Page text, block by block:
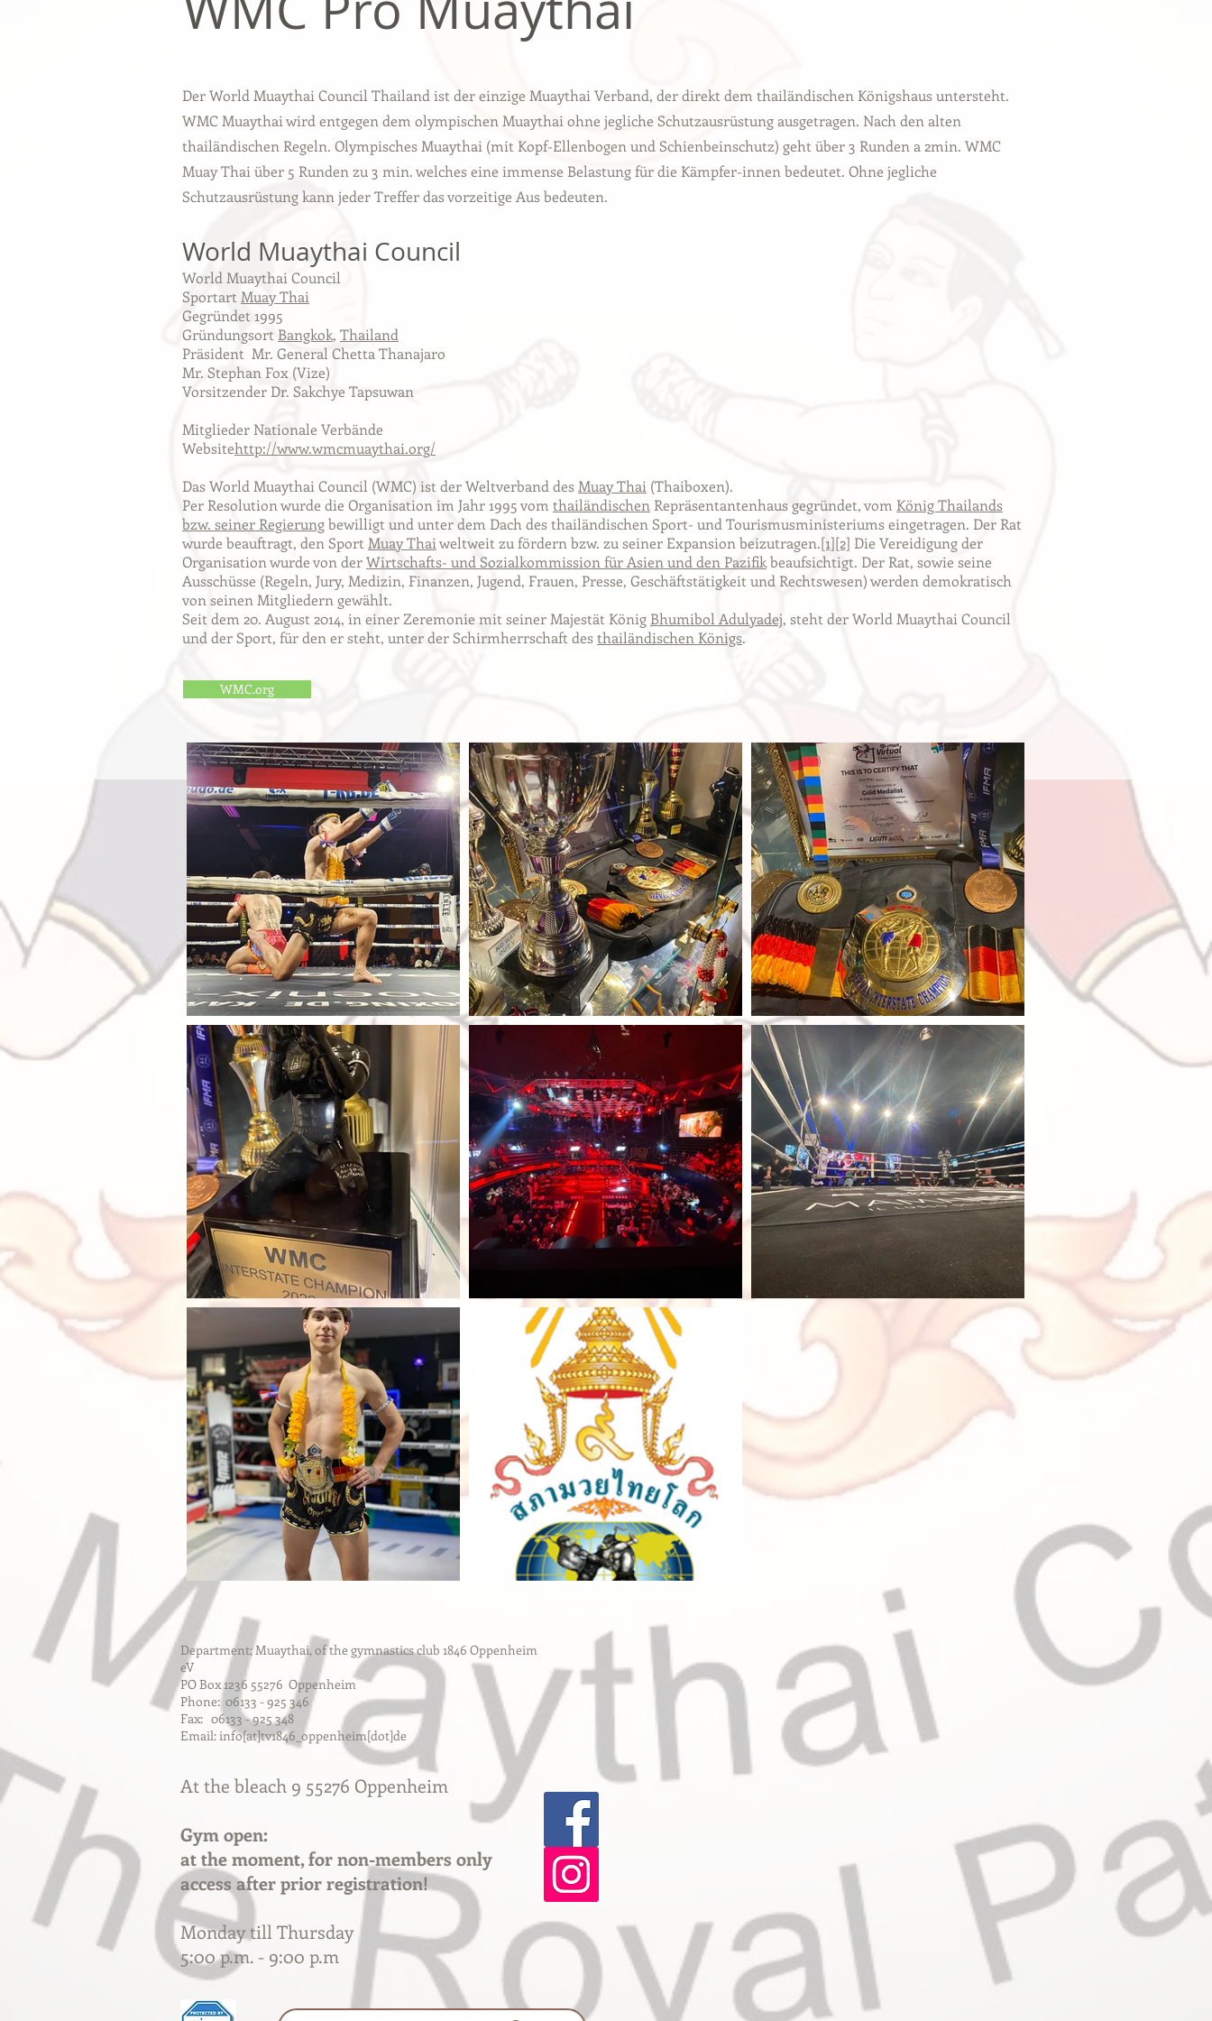
Der World Muaythai Council Thailand ist der einzige Muaythai Verband, der direkt dem thailändischen Königshaus untersteht.
WMC Muaythai wird entgegen dem olympischen Muaythai ohne jegliche Schutzausrüstung ausgetragen. Nach den alten
thailändischen Regeln. Olympisches Muaythai (mit Kopf-Ellenbogen und Schienbeinschutz) geht über 3 Runden a 2min. WMC
Muay Thai über 5 Runden zu 3 min. welches eine immense Belastung für die Kämpfer-innen bedeutet. Ohne jegliche
Schutzausrüstung kann jeder Treffer das vorzeitige Aus bedeuten.
World Muaythai Council
World Muaythai Council
Sportart Muay Thai
Gegründet 1995
Gründungsort Bangkok, Thailand
Präsident Mr. General Chetta Thanajaro
Mr. Stephan Fox (Vize)
Vorsitzender Dr. Sakchye Tapsuwan
Mitglieder Nationale Verbände
Websitehttp://www.wmcmuaythai.org/
Das World Muaythai Council (WMC) ist der Weltverband des Muay Thai (Thaiboxen).
Per Resolution wurde die Organisation im Jahr 1995 vom thailändischen Repräsentantenhaus gegründet, vom König Thailands
bzw. seiner Regierungbewilligt und unter dem Dach des thailändischen Sport- und Tourismusministeriums eingetragen. Der Rat
wurde beauftragt, den Sport Muay Thaiweltweit zu fördern bzw. zu seiner Expansion beizutragen.[1][2] Die Vereidigung der
Organisation wurde von derWirtschafts- und Sozialkommission für Asien und den Pazifikbeaufsichtigt. Der Rat, sowie seine
Ausschüsse (Regeln, Jury, Medizin, Finanzen, Jugend, Frauen, Presse, Geschäftstätigkeit und Rechtswesen) werden demokratisch
von seinen Mitgliedern gewählt.
Seit dem 20. August 2014, in einer Zeremonie mit seiner Majestät König Bhumibol Adulyadej, steht der World Muaythai Council
und der Sport, für den er steht, unter der Schirmherrschaft desthailändischen Königs.
WMC.org
Department; Muaythai, of the gymnastics club 1846 Oppenheim
eV
PO Box 1236 55276 Oppenheim
Phone: 06133 - 925 346
Fax: 06133 - 925 348
Email: info[at]tv1846_oppenheim[dot]de
At the bleach 9 55276 Oppenheim
Gym open:
at the moment, for non-members only
access after prior registration!
Monday till Thursday
5:00 p.m. - 9:00 p.m